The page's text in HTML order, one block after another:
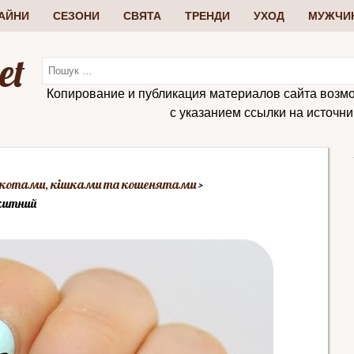
СЕЗОНИ СВЯТА ТРЕНДИ УХОД
Копирование и публикация материалов сайта
с указанием ссылки на
кішками та кошенятами